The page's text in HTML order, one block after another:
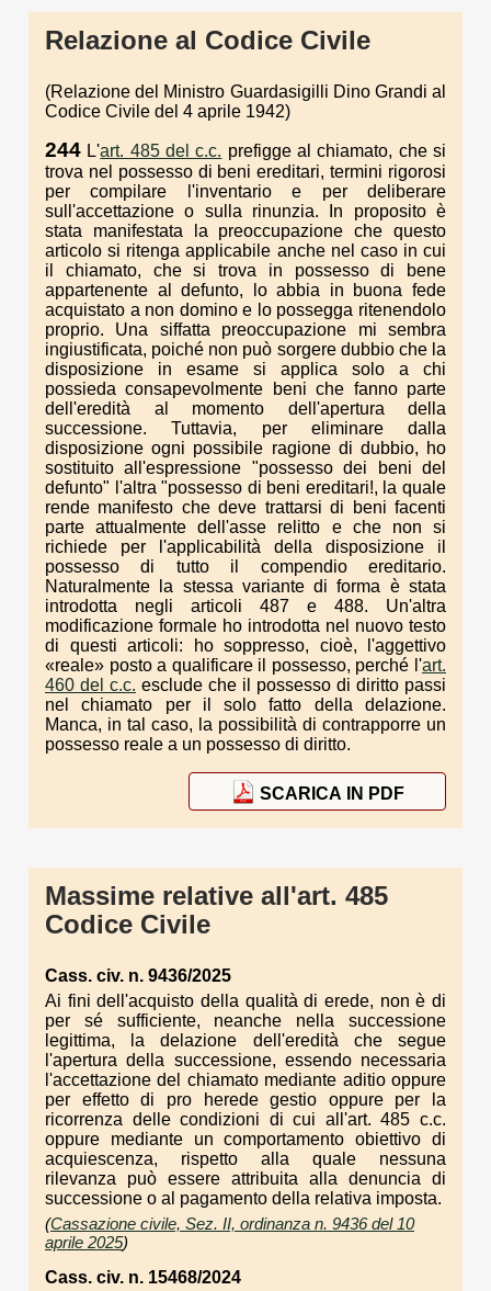
Relazione al Codice Civile
(Relazione del Ministro Guardasigilli Dino Grandi al
Codice Civile del 4 aprile 1942)
244 L'art. 485 del c.c. prefigge al chiamato, che si
trova nel possesso di beni ereditari, termini rigorosi
per compilare l'inventario e per deliberare
sull'accettazione o sulla rinunzia. In proposito è
stata manifestata la preoccupazione che questo
articolo si ritenga applicabile anche nel caso in cui
il chiamato, che si trova in possesso di bene
appartenente al defunto, lo abbia in buona fede
acquistato a non domino e lo possegga ritenendolo
proprio. Una siffatta preoccupazione mi sembra
ingiustificata, poiché non può sorgere dubbio che la
disposizione in esame si applica solo a chi
possieda consapevolmente beni che fanno parte
dell'eredità al momento dell'apertura della
successione. Tuttavia, per eliminare dalla
disposizione ogni possibile ragione di dubbio, ho
sostituito all'espressione "possesso dei beni del
defunto" l'altra "possesso di beni ereditari!, la quale
rende manifesto che deve trattarsi di beni facenti
parte attualmente dell'asse relitto e che non si
richiede per l'applicabilità della disposizione il
possesso di tutto il compendio ereditario.
Naturalmente la stessa variante di forma è stata
introdotta negli articoli 487 e 488. Un'altra
modificazione formale ho introdotta nel nuovo testo
di questi articoli: ho soppresso, cioè, l'aggettivo
«reale» posto a qualificare il possesso, perché l'art.
460 del c.c. esclude che il possesso di diritto passi
nel chiamato per il solo fatto della delazione.
Manca, in tal caso, la possibilità di contrapporre un
possesso reale a un possesso di diritto.
SCARICA IN PDF
Massime relative all'art. 485
Codice Civile
Cass. civ. n. 9436/2025
Ai fini dell'acquisto della qualità di erede, non è di
per sé sufficiente, neanche nella successione
legittima, la delazione dell'eredità che segue
l'apertura della successione, essendo necessaria
l'accettazione del chiamato mediante aditio oppure
per effetto di pro herede gestio oppure per la
ricorrenza delle condizioni di cui all'art. 485 c.c.
oppure mediante un comportamento obiettivo di
acquiescenza, rispetto alla quale nessuna
rilevanza può essere attribuita alla denuncia di
successione o al pagamento della relativa imposta.
(Cassazione civile, Sez. II, ordinanza n. 9436 del 10
aprile 2025)
Cass. civ. n. 15468/2024